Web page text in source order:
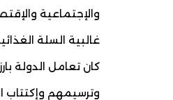
والإجتماعية
غالبية السلة
كان تعامل الدولة
وترسيمهم وإكتتاب